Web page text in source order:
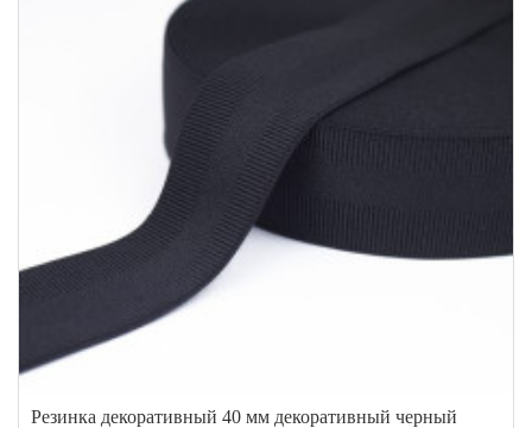
Резинка декоративный 40 мм декоративный черный